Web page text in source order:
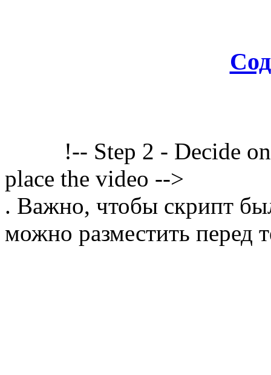
!-- Step 2 - Decide
place the video -->
. Важно, чтобы скрипт
можно разместить перед